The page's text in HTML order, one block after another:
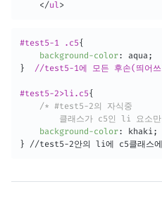
</ul>
#test5-1 .c5{
background-color: aqua ;
}
//test5-1에 모든 후손(띄어쓰
#test5-2>li.c5{
/* #test5-2의 자식중
클래스가 c5인 li 요소
background-color: khaki;
}